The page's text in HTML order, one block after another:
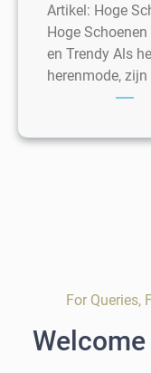
Artikel: Hoge
Hoge
en Trendy Als
herenmode,
For Queries,